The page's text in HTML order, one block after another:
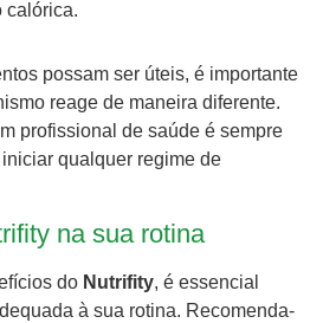
calórica.
possam ser úteis, é importante
reage de maneira diferente.
profissional de saúde é sempre
qualquer regime de
na sua rotina
do Nutrifity, é essencial
à sua rotina. Recomenda-